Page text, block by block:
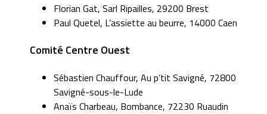
Florian Gat, Sarl Ripailles, 29200 Brest
Paul Quetel, L’assiette au beurre, 14000 Caen
Comité Centre Ouest
Sébastien Chauffour, Au p’tit Savigné, 72800
Savigné-sous-le-Lude
Anaïs Charbeau, Bombance, 72230 Ruaudin